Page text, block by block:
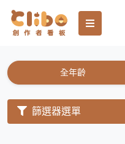
全年齡
篩選器選單